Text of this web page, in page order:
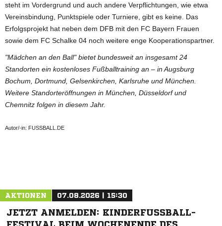
steht im Vordergrund und auch andere Verpflichtungen, wie etwa
Vereinsbindung, Punktspiele oder Turniere, gibt es keine. Das
Erfolgsprojekt hat neben dem DFB mit den FC Bayern Frauen
sowie dem FC Schalke 04 noch weitere enge Kooperationspartner.
"Mädchen an den Ball" bietet bundesweit an insgesamt 24
Standorten ein kostenloses Fußballtraining an – in Augsburg
Bochum, Dortmund, Gelsenkirchen, Karlsruhe und München.
Weitere Standorteröffnungen in München, Düsseldorf und
Chemnitz folgen in diesem Jahr.
Autor/-in: FUSSBALL.DE
AKTIONEN 07.08.2026 | 15:30
JETZT ANMELDEN: KINDERFUSSBALL-F
ESTIVAL BEIM WOCHENENDE DES A